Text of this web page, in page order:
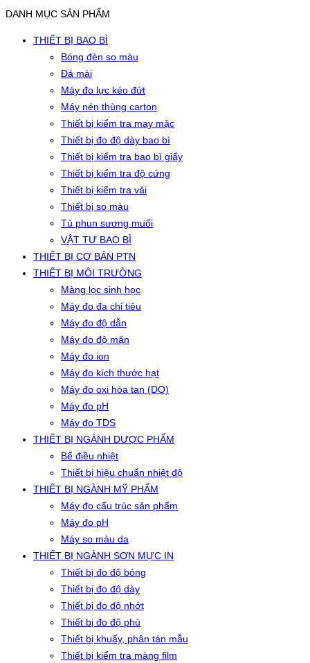
DANH MỤC SẢN PHẨM
THIẾT BỊ BAO BÌ
Bóng đèn so màu
Đá mài
Máy đo lực kéo đứt
Máy nén thùng carton
Thiết bị kiểm tra may mặc
Thiết bị đo độ dày bao bì
Thiết bị kiểm tra bao bì giấy
Thiết bị kiểm tra độ cứng
Thiết bị kiểm tra vải
Thiết bị so màu
Tủ phun sương muối
VẬT TƯ BAO BÌ
THIẾT BỊ CƠ BẢN PTN
THIẾT BỊ MÔI TRƯỜNG
Màng lọc sinh học
Máy đo đa chỉ tiêu
Máy đo độ dẫn
Máy đo độ mặn
Máy đo ion
Máy đo kích thước hạt
Máy đo oxi hòa tan (DO)
Máy đo pH
Máy đo TDS
THIẾT BỊ NGÀNH DƯỢC PHẨM
Bể điều nhiệt
Thiết bị hiệu chuẩn nhiệt độ
THIẾT BỊ NGÀNH MỸ PHẨM
Máy đo cấu trúc sản phẩm
Máy đo pH
Máy so màu da
THIẾT BỊ NGÀNH SƠN MỰC IN
Thiết bị đo độ bóng
Thiết bị đo độ dày
Thiết bị đo độ nhớt
Thiết bị đo độ phủ
Thiết bị khuấy, phân tán mẫu
Thiết bị kiểm tra màng film